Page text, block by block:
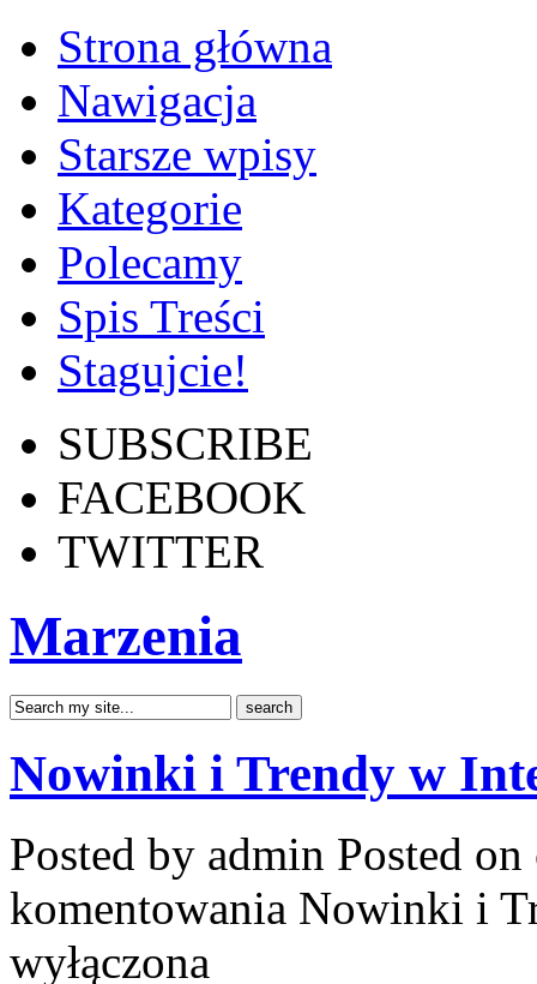
Strona główna
Nawigacja
Starsze wpisy
Kategorie
Polecamy
Spis Treści
Stagujcie!
SUBSCRIBE
FACEBOOK
TWITTER
Marzenia
Nowinki i Trendy w
Posted by admin Posted
komentowania Nowinki i
wyłączona